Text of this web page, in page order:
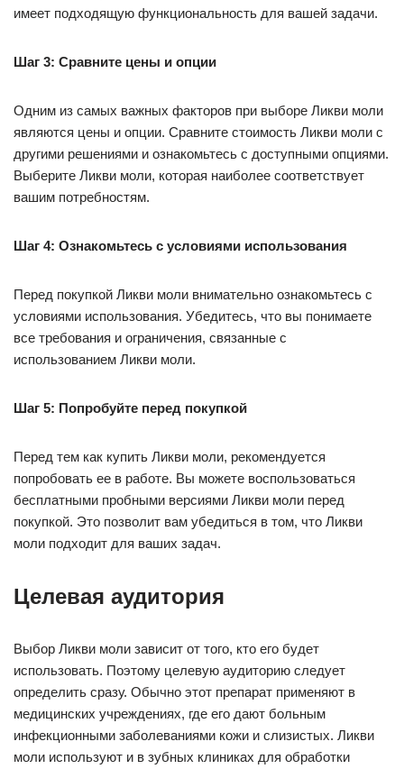
имеет подходящую функциональность для вашей задачи.
Шаг 3: Сравните цены и опции
Одним из самых важных факторов при выборе Ликви моли
являются цены и опции. Сравните стоимость Ликви моли с
другими решениями и ознакомьтесь с доступными опциями.
Выберите Ликви моли, которая наиболее соответствует
вашим потребностям.
Шаг 4: Ознакомьтесь с условиями использования
Перед покупкой Ликви моли внимательно ознакомьтесь с
условиями использования. Убедитесь, что вы понимаете
все требования и ограничения, связанные с
использованием Ликви моли.
Шаг 5: Попробуйте перед покупкой
Перед тем как купить Ликви моли, рекомендуется
попробовать ее в работе. Вы можете воспользоваться
бесплатными пробными версиями Ликви моли перед
покупкой. Это позволит вам убедиться в том, что Ликви
моли подходит для ваших задач.
Целевая аудитория
Выбор Ликви моли зависит от того, кто его будет
использовать. Поэтому целевую аудиторию следует
определить сразу. Обычно этот препарат применяют в
медицинских учреждениях, где его дают больным
инфекционными заболеваниями кожи и слизистых. Ликви
моли используют и в зубных клиниках для обработки